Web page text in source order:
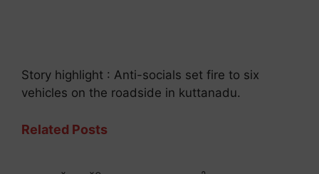
Story highlight : Anti-socials set fire to six
vehicles on the roadside in kuttanadu.
Related Posts